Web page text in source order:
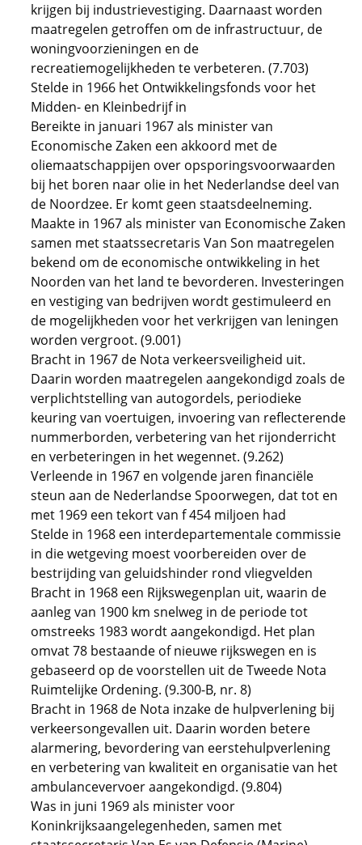
krijgen bij industrievestiging. Daarnaast worden
maatregelen getroffen om de infrastructuur, de
woningvoorzieningen en de
recreatiemogelijkheden te verbeteren. (7.703)
Stelde in 1966 het Ontwikkelingsfonds voor het
Midden- en Kleinbedrijf in
Bereikte in januari 1967 als minister van
Economische Zaken een akkoord met de
oliemaatschappijen over opsporingsvoorwaarden
bij het boren naar olie in het Nederlandse deel van
de Noordzee. Er komt geen staatsdeelneming.
Maakte in 1967 als minister van Economische Zaken
samen met staatssecretaris Van Son maatregelen
bekend om de economische ontwikkeling in het
Noorden van het land te bevorderen. Investeringen
en vestiging van bedrijven wordt gestimuleerd en
de mogelijkheden voor het verkrijgen van leningen
worden vergroot. (9.001)
Bracht in 1967 de Nota verkeersveiligheid uit.
Daarin worden maatregelen aangekondigd zoals de
verplichtstelling van autogordels, periodieke
keuring van voertuigen, invoering van reflecterende
nummerborden, verbetering van het rijonderricht
en verbeteringen in het wegennet. (9.262)
Verleende in 1967 en volgende jaren financiële
steun aan de Nederlandse Spoorwegen, dat tot en
met 1969 een tekort van f 454 miljoen had
Stelde in 1968 een interdepartementale commissie
in die wetgeving moest voorbereiden over de
bestrijding van geluidshinder rond vliegvelden
Bracht in 1968 een Rijkswegenplan uit, waarin de
aanleg van 1900 km snelweg in de periode tot
omstreeks 1983 wordt aangekondigd. Het plan
omvat 78 bestaande of nieuwe rijkswegen en is
gebaseerd op de voorstellen uit de Tweede Nota
Ruimtelijke Ordening. (9.300-B, nr. 8)
Bracht in 1968 de Nota inzake de hulpverlening bij
verkeersongevallen uit. Daarin worden betere
alarmering, bevordering van eerstehulpverlening
en verbetering van kwaliteit en organisatie van het
ambulancevervoer aangekondigd. (9.804)
Was in juni 1969 als minister voor
Koninkrijksaangelegenheden, samen met